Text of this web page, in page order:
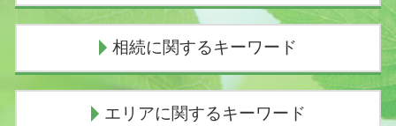
任意整理 いつから5年
個人再生 任意整理
任意整理とは
任意整理中 借入
逸失利益 とは
示談交渉の仕方
過失割合 慰謝料
相続に関するキーワード
代襲相続 民法エリアに関するキーワード